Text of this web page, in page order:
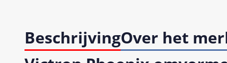
BeschrijvingOver het